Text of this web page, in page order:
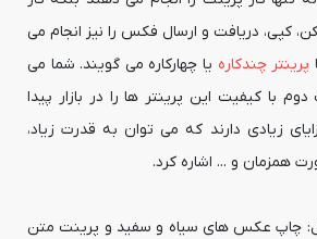
کپی، دریافت و ارسال فکس را نیز انجام می
پرینتر چندکاره یا چهارکاره می گویند. شما می
با کیفیت این پرینتر ها را در بازار پیدا
زیادی دارند که می توان به قدرت زیاد،
همزمان و ... اشاره کرد.
چاپ عکس های سیاه و سفید و پرینت متن